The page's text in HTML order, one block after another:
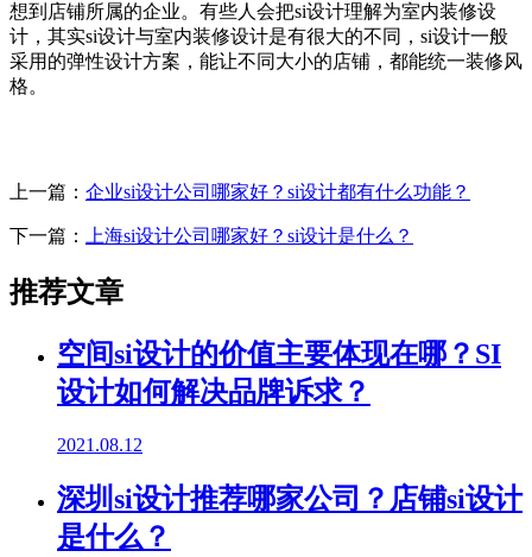
想到店铺所属的企业。有些人会把si设计理解为室内装修设
计，其实si设计与室内装修设计是有很大的不同，si设计一般
采用的弹性设计方案，能让不同大小的店铺，都能统一装修风
格。
上一篇： 企业si设计公司哪家好？si设计都有什么功能？
下一篇： 上海si设计公司哪家好？si设计是什么？
推荐文章
空间si设计的价值主要体现在哪？SI
设计如何解决品牌诉求？
2021.08.12
深圳si设计推荐哪家公司？店铺si设计
是什么？